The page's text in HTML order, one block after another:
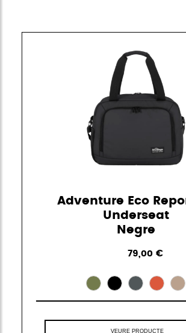
Adventure Eco
Underseat
Negre
79,00 €
VEURE PRODUCTE